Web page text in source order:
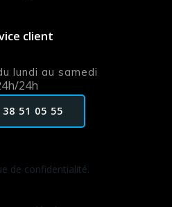
client
lundi au samedi
24h
38 51 05 55
de confidentialité.